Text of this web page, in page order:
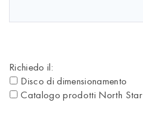
Richiedo il:
Disco di dimensionamento
Catalogo prodotti North Star